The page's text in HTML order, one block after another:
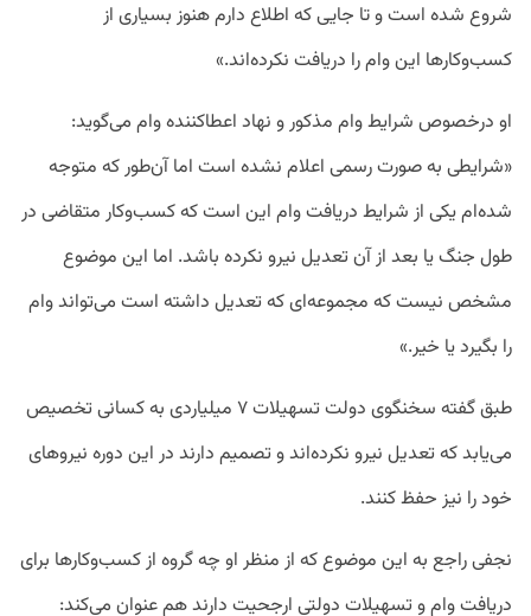
شروع شده است و تا جایی که اطلاع دارم هنوز بسیاری از
کسب‌وکارها این وام را دریافت نکرده‌اند.»
او درخصوص شرایط وام مذکور و نهاد اعطاکننده وام می‌گوید:
«شرایطی به صورت رسمی اعلام نشده است اما آن‌طور که متوجه
شده‌ام یکی از شرایط دریافت وام این است که کسب‌وکار متقاضی در
طول جنگ یا بعد از آن تعدیل نیرو نکرده باشد. اما این موضوع
مشخص نیست که مجموعه‌ای که تعدیل داشته است می‌تواند وام
را بگیرد یا خیر.»
طبق گفته سخنگوی دولت تسهیلات ۷ میلیاردی به کسانی تخصیص
می‌یابد که تعدیل نیرو نکرده‌اند و تصمیم دارند در این دوره نیروهای
خود را نیز حفظ کنند.
نجفی راجع به این موضوع که از منظر او چه گروه از کسب‌وکارها برای
دریافت وام و تسهیلات دولتی ارجحیت دارند هم عنوان می‌کند: